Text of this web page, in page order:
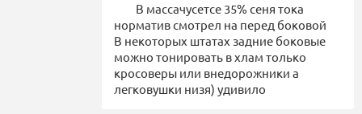
В массачусетсе 35% сеня тока
норматив смотрел на перед боковой
В некоторых штатах задние боковые
можно тонировать в хлам только
кросоверы или внедорожники а
легковушки низя) удивило